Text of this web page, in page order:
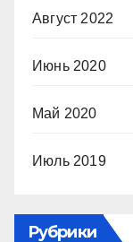
Август 2022
Июнь 2020
Май 2020
Июль 2019
Рубрики